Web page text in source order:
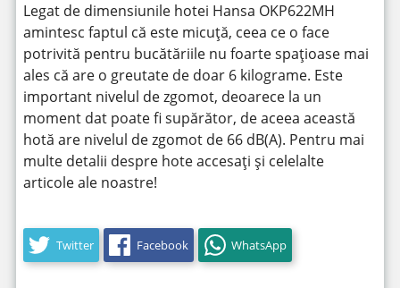
Legat de dimensiunile hotei Hansa OKP622MH
amintesc faptul că este micuță, ceea ce o face
potrivită pentru bucătăriile nu foarte spațioase mai
ales că are o greutate de doar 6 kilograme. Este
important nivelul de zgomot, deoarece la un
moment dat poate fi supărător, de aceea această
hotă are nivelul de zgomot de 66 dB(A). Pentru mai
multe detalii despre hote accesați și celelalte
articole ale noastre!
Twitter Facebook WhatsApp